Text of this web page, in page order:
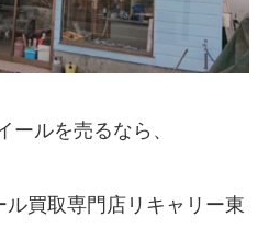
ールを売るなら、
買取専門店リキャリー東